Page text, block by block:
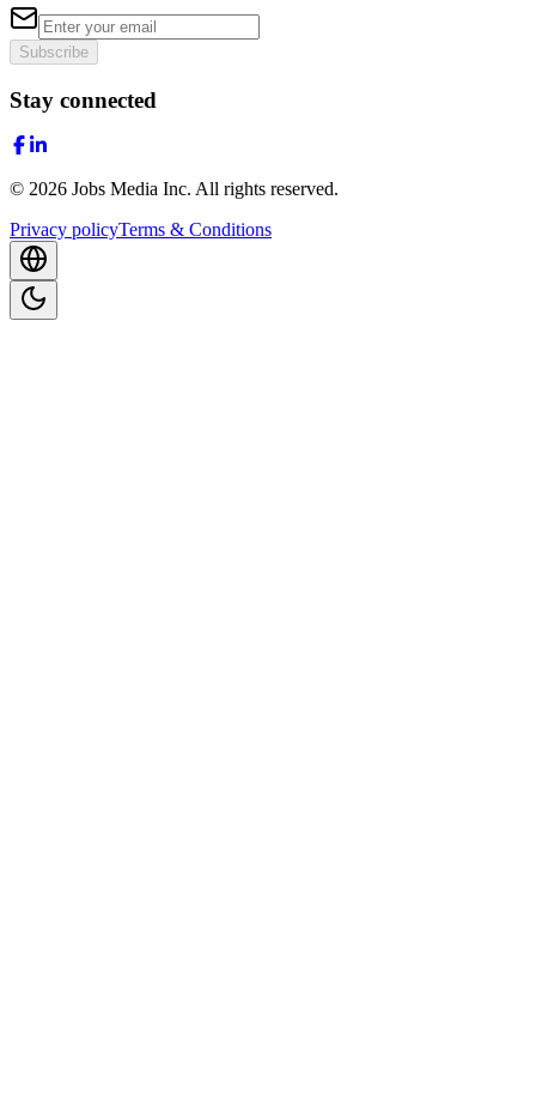
Subscribe
Stay connected
© 2026 Jobs Media Inc. All rights reserved.
Privacy policyTerms & Conditions